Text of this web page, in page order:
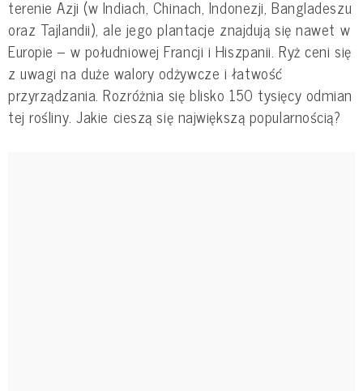
terenie Azji (w Indiach, Chinach, Indonezji, Bangladeszu
oraz Tajlandii), ale jego plantacje znajdują się nawet w
Europie – w południowej Francji i Hiszpanii. Ryż ceni się
z uwagi na duże walory odżywcze i łatwość
przyrządzania. Rozróżnia się blisko 150 tysięcy odmian
tej rośliny. Jakie cieszą się największą popularnością?